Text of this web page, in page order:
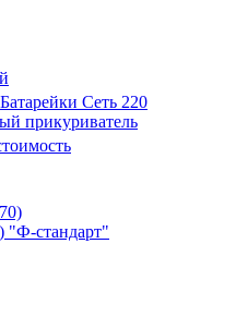
Батарейки Сеть 220
прикуриватель
стандарт"